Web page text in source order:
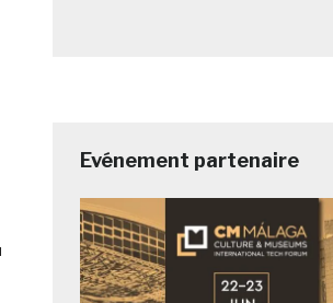
Evénement partenaire